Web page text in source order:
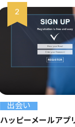
出会い
ハッピーメールアプ